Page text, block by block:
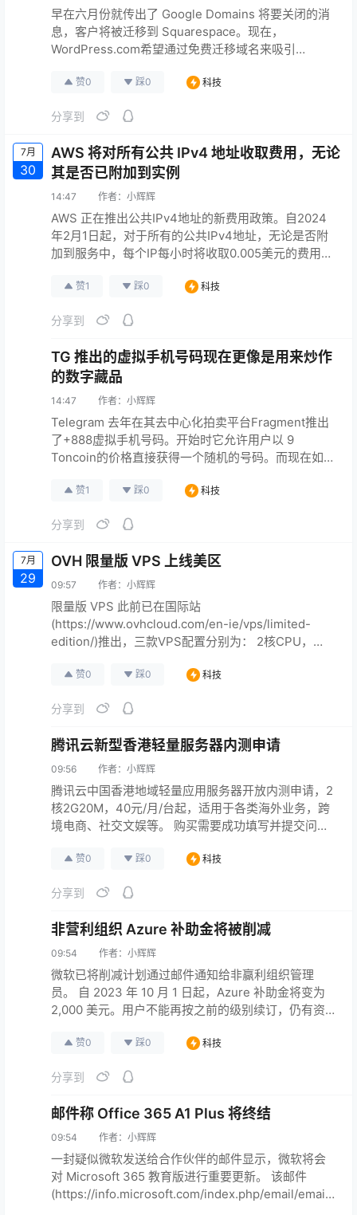
早在六月份就传出了 Google Domains 将要关闭的消
息，客户将被迁移到 Squarespace。现在，
WordPress.com希望通过免费迁移域名来吸引
Google 服务中迁移走的前一百万个域名支付转移费
用我们来管理你的域名。”这项优惠从昨天开始。 此
赞0 踩0 科技
分享到
7月
30
AWS 将对所有公共 IPv4 地址收取费用，无论
其是否已附加到实例
14:47 作者： 小辉辉
AWS 正在推出公共IPv4地址的新费用政策。自2024
年2月1日起，对于所有的公共IPv4地址，无论是否附
加到服务中，每个IP每小时将收取0.005美元的费用
日益稀缺的资源，过去5年中获得单个公共IPv4地址的
采用IPv6。 这一变更适用于所有AWS服务，包括
赞1 踩0 科技
分享到
TG 推出的虚拟手机号码现在更像是用来炒作
的数字藏品
14:47 作者： 小辉辉
Telegram 去年在其去中心化拍卖平台Fragment推出
了+888虚拟手机号码。开始时它允许用户以 9
Toncoin的价格直接获得一个随机的号码。而现在如果
在该平台完全使用拍卖方式交易号码的数月后，一个
元，1937元人民币），我说的并不是什么“靓号”，而
赞1 踩0 科技
分享到
7月
29
OVH 限量版 VPS 上线美区
09:57 作者： 小辉辉
限量版 VPS 此前已在国际站
(https://www.ovhcloud.com/en-ie/vps/limited-
edition/)推出，三款VPS配置分别为： 2核CPU，
每月5.5美元 4核CPU，4GB内存，80 GB SSD
8GB内存，160 GB SSD N…
赞0 踩0 科技
分享到
腾讯云新型香港轻量服务器内测申请
09:56 作者： 小辉辉
腾讯云中国香港地域轻量应用服务器开放内测申请，2
核2G20M，40元/月/台起，适用于各类海外业务，跨
境电商、社交文娱等。 购买需要成功填写并提交问
强调，该套餐无法保障中国内地与香港之间的跨境公
相继取消或变相提升了该区域云服务器的价格。 腾讯
迫切需要香港优…
赞0 踩0 科技
分享到
非营利组织 Azure 补助金将被削减
09:54 作者： 小辉辉
微软已将削减计划通过邮件通知给非赢利组织管理
员。 自 2023 年 10 月 1 日起，Azure 补助金将变为
2,000 美元。用户不能再按之前的级别续订，仍有资
Azure 非营利组织可以获得3,500美元的赞助配额。
利组织。
赞0 踩0 科技
分享到
邮件称 Office 365 A1 Plus 将终结
09:54 作者： 小辉辉
一封疑似微软发送给合作伙伴的邮件显示，微软将会
对 Microsoft 365 教育版进行重要更新。 该邮件
(https://info.microsoft.com/index.php/email/email